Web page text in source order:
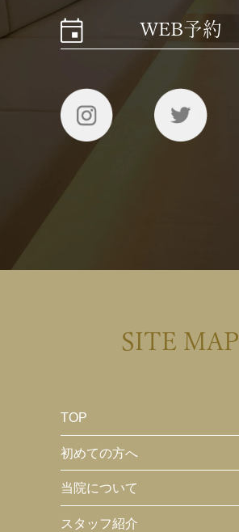
WEB予約
SITE MAP
TOP
初めての方へ
当院について
スタッフ紹介